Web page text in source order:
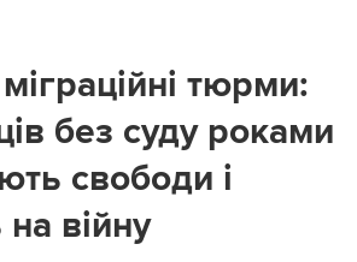
міграційні тюрми:
без суду роками
свободи і
війну